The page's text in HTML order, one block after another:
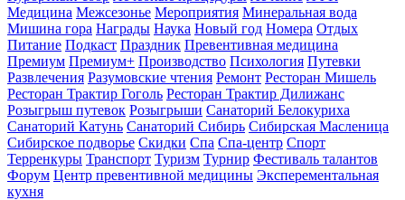
Медицина Межсезонье Мероприятия Минеральная вода
Мишина гора Награды Наука Новый год Номера Отдых
Питание Подкаст Праздник Превентивная медицина
Премиум Премиум+ Производство Психология Путевки
Развлечения Разумовские чтения Ремонт Ресторан Мишель
Ресторан Трактир Гоголь Ресторан Трактир Дилижанс
Розыгрыш путевок Розыгрыши Санаторий Белокуриха
Санаторий Катунь Санаторий Сибирь Сибирская Масленица
Сибирское подворье Скидки Спа Спа-центр Спорт
Терренкуры Транспорт Туризм Турнир Фестиваль талантов
Форум Центр превентивной медицины Эксперементальная
кухня